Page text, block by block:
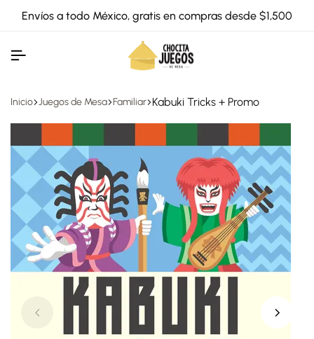
Envíos a todo México, gratis en compras desde $1,500
Inicio Juegos de Mesa Familiar Kabuki Tricks + Promo